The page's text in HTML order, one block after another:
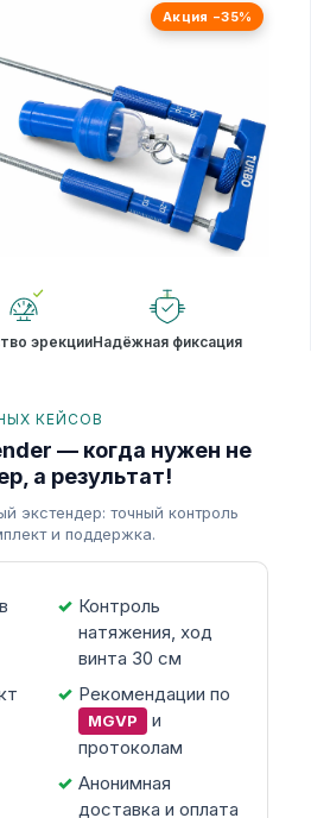
Акция −35%
эрекцииНадёжная фиксация
КЕЙСОВ
— когда нужен не
а результат!
экстендер: точный контроль
и поддержка.
Контроль
натяжения, ход
винта 30 см
Рекомендации по
MGVP
и
протоколам
Анонимная
доставка и оплата